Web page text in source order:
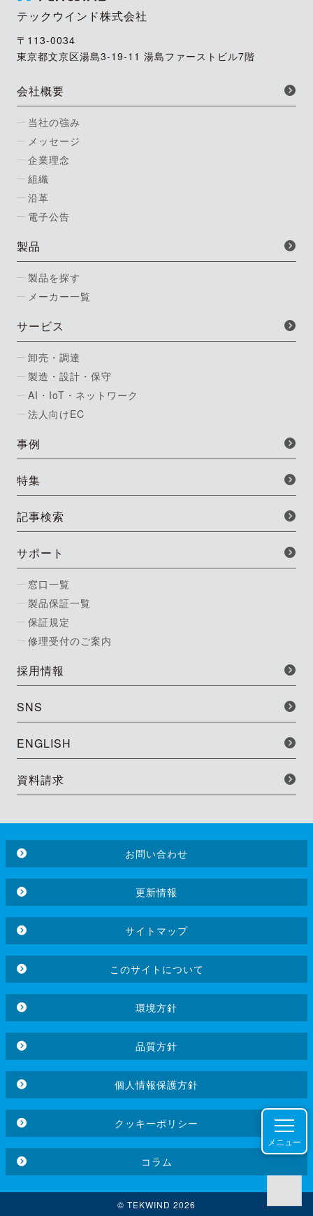
メニュー
テックウインド株式会社
〒113-0034
東京都文京区湯島3-19-11 湯島ファーストビル7階
会社概要
当社の強み
メッセージ
企業理念
組織
沿革
電子公告
製品
製品を探す
メーカー一覧
サービス
卸売・調達
製造・設計・保守
AI・IoT・ネットワーク
法人向けEC
事例
特集
記事検索
サポート
窓口一覧
製品保証一覧
保証規定
修理受付のご案内
採用情報
SNS
ENGLISH
資料請求
お問い合わせ
更新情報
サイトマップ
このサイトについて
環境方針
品質方針
個人情報保護方針
クッキーポリシー
コラム
© TEKWIND 2026